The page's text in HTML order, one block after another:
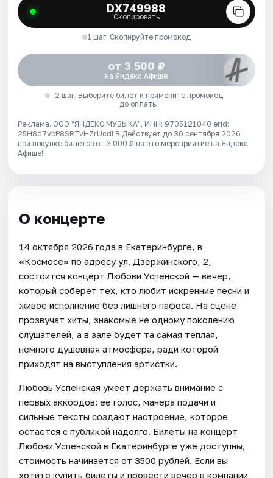
DX749988
Скопировать
1 шаг. Скопируйте промокод
от 3 500 ₽
на Яндекс Афише
2 шаг. Выберите билет и примените промокод
до оплаты
Реклама. ООО "ЯНДЕКС МУЗЫКА", ИНН: 9705121040 erid:
25H8d7vbP8SRTvHZrUcdLB Действует до 30 сентября 2026
при покупке билетов от 3 000 ₽ на это мероприятие на Яндекс
Афише!
О концерте
14 октября 2026 года в Екатеринбурге, в
«Космосе» по адресу ул. Дзержинского, 2,
состоится концерт Любови Успенской — вечер,
который соберет тех, кто любит искренние песни и
живое исполнение без лишнего пафоса. На сцене
прозвучат хиты, знакомые не одному поколению
слушателей, а в зале будет та самая теплая,
немного душевная атмосфера, ради которой
приходят на выступления артистки.
Любовь Успенская умеет держать внимание с
первых аккордов: ее голос, манера подачи и
сильные тексты создают настроение, которое
остается с публикой надолго. Билеты на концерт
Любови Успенской в Екатеринбурге уже доступны,
стоимость начинается от 3500 рублей. Если вы
хотите купить билеты и провести вечер в компании